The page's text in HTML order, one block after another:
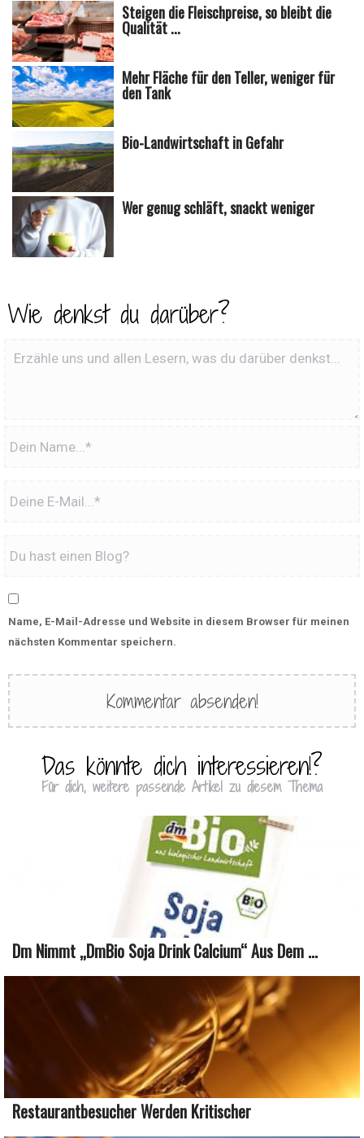
Steigen die Fleischpreise, so bleibt die
Qualität ...
Mehr Fläche für den Teller, weniger für
den Tank
Bio-Landwirtschaft in Gefahr
Wer genug schläft, snackt weniger
Wie denkst du darüber?
Name, E-Mail-Adresse und Website in diesem Browser für meinen
nächsten Kommentar speichern.
Das könnte dich interessieren!?
Für dich, weitere passende Artikel zu diesem Thema
Dm Nimmt „dmBio Soja Drink Calcium“ Aus Dem ...
Restaurantbesucher Werden Kritischer